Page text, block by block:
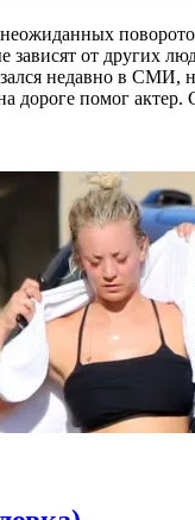
зависят от других
недавно в СМИ,
дороге помог актер.